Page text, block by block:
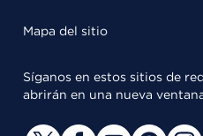
Mapa del sitio
Síganos en estos sitios de
abrirán en una nueva